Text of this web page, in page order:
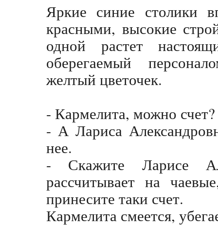
Яркие синие столики
красными, высокие
одной растет
оберегаемый
желтый цветочек.
- Кармелита, можно счет?
- А Лариса
нее.
- Скажите Ларисе
рассчитывает на
принесите таки счет.
Кармелита смеется,